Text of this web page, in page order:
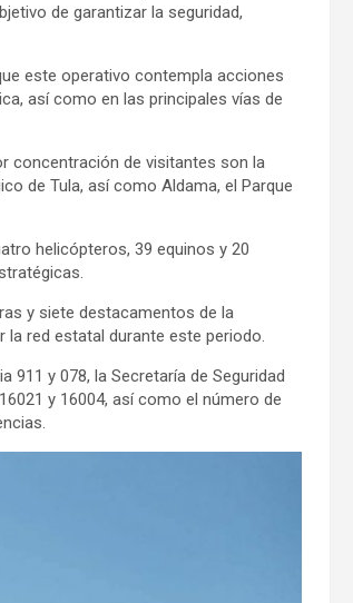
de garantizar la seguridad,
este operativo contempla acciones
así como en las principales vías de
concentración de visitantes son la
de Tula, así como Aldama, el Parque
helicópteros, 39 equinos y 20
y siete destacamentos de la
la red estatal durante este periodo.
911 y 078, la Secretaría de Seguridad
y 16004, así como el número de